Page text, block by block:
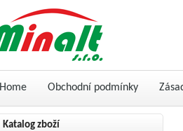
Home Obchodní podmínky
Katalog zboží